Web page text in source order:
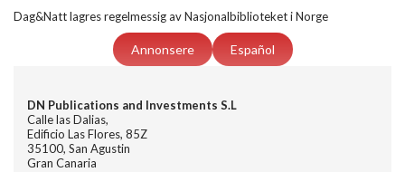
Dag&Natt lagres regelmessig av Nasjonalbiblioteket i Norge
Annonsere Español
DN Publications and Investments S.L
Calle las Dalias,
Edificio Las Flores, 85Z
35100, San Agustin
Gran Canaria